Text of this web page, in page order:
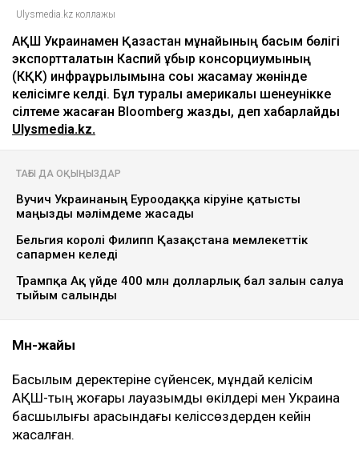
Ulysmedia.kz коллажы
АҚШ Украинамен Қазақстан мұнайының басым бөлігі
экспортталатын Каспий құбыр консорциумының
(КҚК) инфрақұрылымына соққы жасамау жөнінде
келісімге келді. Бұл туралы америкалық шенеунікке
сілтеме жасаған Bloomberg жазды, деп хабарлайды
Ulysmedia.kz.
ТАҒЫ ДА ОҚЫҢЫЗДАР
Вучич Украинаның Еуроодаққа кіруіне қатысты
маңызды мәлімдеме жасады
Бельгия королі Филипп Қазақстанға мемлекеттік
сапармен келеді
Трампқа Ақ үйде 400 млн долларлық бал залын салуға
тыйым салынды
Мән-жайы
Басылым деректеріне сүйенсек, мұндай келісім
АҚШ-тың жоғары лауазымды өкілдері мен Украина
басшылығы арасындағы келіссөздерден кейін
жасалған.